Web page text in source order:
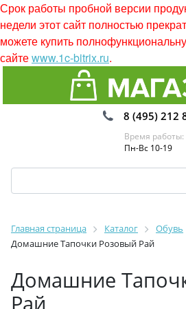
Срок работы пробной версии
недели этот сайт полностью
можете купить
сайтеwww.1c-bitrix.ru.
8 (495) 212
Время работы:
Пн-Вс 10-19
Главная страница Каталог
Обувь
Домашние Тапочки Розовый Рай
Домашние
Рай